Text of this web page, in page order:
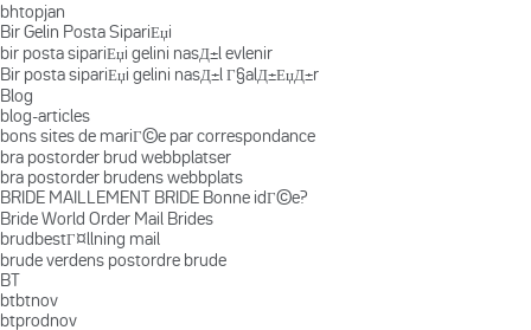
bhtopjan
Bir Gelin Posta SipariЕџi
bir posta sipariЕџi gelini nasД±l evlenir
Bir posta sipariЕџi gelini nasД±l Г§alД±ЕџД±r
Blog
blog-articles
bons sites de mariГ©e par correspondance
bra postorder brud webbplatser
bra postorder brudens webbplats
BRIDE MAILLEMENT BRIDE Bonne idГ©e?
Bride World Order Mail Brides
brudbestГ¤llning mail
brude verdens postordre brude
BT
btbtnov
btprodnov